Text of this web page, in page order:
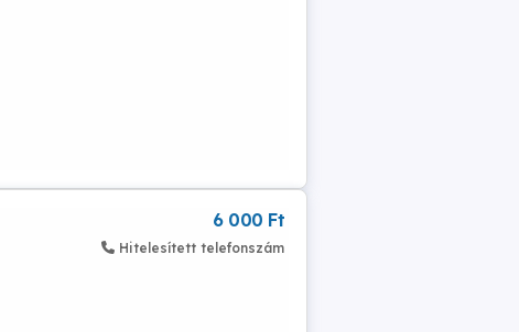
6 000 Ft
Hitelesített telefonszám